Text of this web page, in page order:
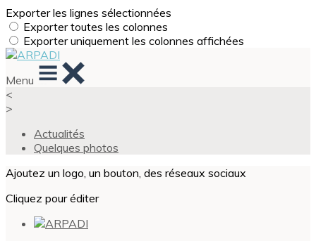
Exporter les lignes sélectionnées
Exporter toutes les colonnes
Exporter uniquement les colonnes affichées
Menu
<
>
Actualités
Quelques photos
Ajoutez un logo, un bouton, des réseaux sociaux
Cliquez pour éditer